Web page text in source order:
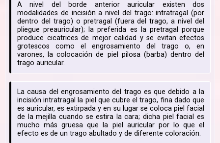
A nivel del borde anterior auricular existen dos
modalidades de incisión a nivel del trago: intratragal (por
dentro del trago) o pretragal (fuera del trago, a nivel del
pliegue preauricular); la preferida es la pretragal porque
produce cicatrices de mejor calidad y se evitan efectos
grotescos como el engrosamiento del trago o, en
varones, la colocación de piel pilosa (barba) dentro del
trago auricular.
La causa del engrosamiento del trago es que debido a la
incisión intratragal la piel que cubre el trago, fina dado que
es auricular, es extirpada y en su lugar se coloca piel facial
de la mejilla cuando se estira la cara; dicha piel facial es
mucho más gruesa que la piel auricular por lo que el
efecto es de un trago abultado y de diferente coloración.